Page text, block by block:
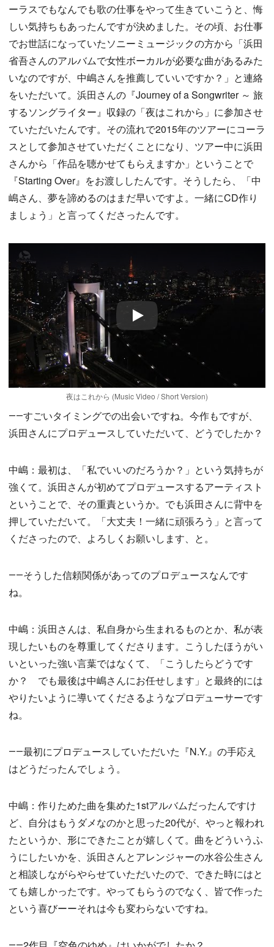
ーラスでもなんでも歌の仕事をやって生きていこうと、悔
しい気持ちもあったんですが決めました。その頃、お仕事
でお世話になっていたソニーミュージックの方から「浜田
省吾さんのアルバムで女性ボーカルが必要な曲があるみた
いなのですが、中嶋さんを推薦していいですか？」と連絡
をいただいて。浜田さんの『Journey of a Songwriter ～ 旅
するソングライター』収録の「夜はこれから」に参加させ
ていただいたんです。その流れで2015年のツアーにコーラ
スとして参加させていただくことになり、ツアー中に浜田
さんから「作品を聴かせてもらえますか」ということで
『Starting Over』をお渡ししたんです。そうしたら、「中
嶋さん、夢を諦めるのはまだ早いですよ。一緒にCD作り
ましょう」と言ってくださったんです。
Play
夜はこれから (Music Video / Short Version)
――すごいタイミングでの出会いですね。今作もですが、
浜田さんにプロデュースしていただいて、どうでしたか？
中嶋：最初は、「私でいいのだろうか？」という気持ちが
強くて。浜田さんが初めてプロデュースするアーティスト
ということで、その重責というか。でも浜田さんに背中を
押していただいて。「大丈夫！一緒に頑張ろう」と言って
くださったので、よろしくお願いします、と。
――そうした信頼関係があってのプロデュースなんです
ね。
中嶋：浜田さんは、私自身から生まれるものとか、私が表
現したいものを尊重してくださります。こうしたほうがい
いといった強い言葉ではなくて、「こうしたらどうです
か？ でも最後は中嶋さんにお任せします」と最終的には
やりたいように導いてくださるようなプロデューサーです
ね。
――最初にプロデュースしていただいた『N.Y.』の手応え
はどうだったんでしょう。
中嶋：作りためた曲を集めた1stアルバムだったんですけ
ど、自分はもうダメなのかと思った20代が、やっと報われ
たというか、形にできたことが嬉しくて。曲をどういうふ
うにしたいかを、浜田さんとアレンジャーの水谷公生さん
と相談しながらやらせていただいたので、できた時にはと
ても嬉しかったです。やってもらうのでなく、皆で作った
という喜びーーそれは今も変わらないですね。